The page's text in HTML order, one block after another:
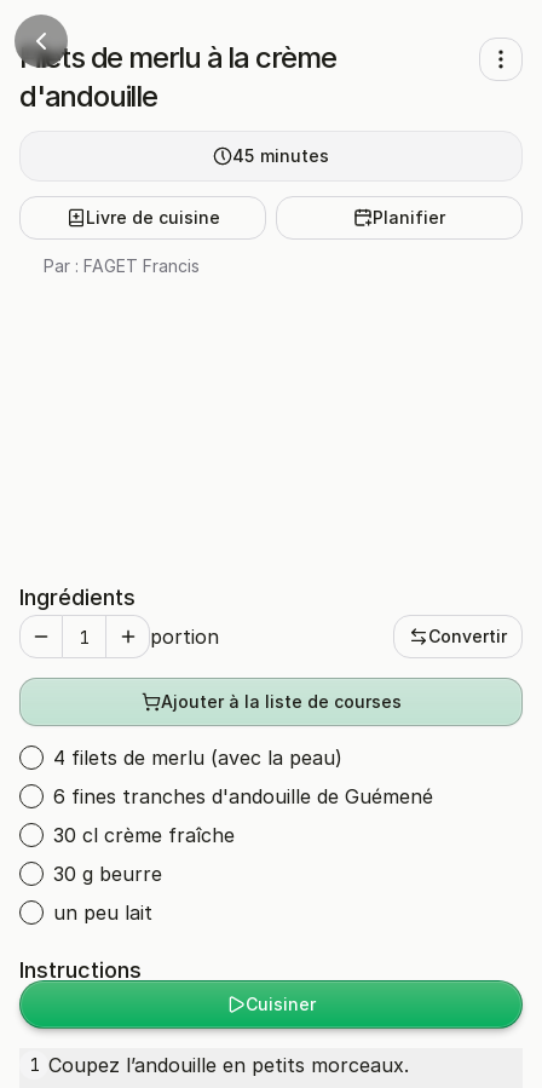
Filets de merlu à la crème
d'andouille
45 minutes
Livre de cuisine Planifier
Par : FAGET Francis
Ingrédients
portion Convertir
Ajouter à la liste de courses
4 filets de merlu (avec la peau)
6 fines tranches d'andouille de Guémené
30 cl crème fraîche
30 g beurre
un peu lait
Instructions
Cuisiner
1 Coupez l’andouille en petits morceaux.